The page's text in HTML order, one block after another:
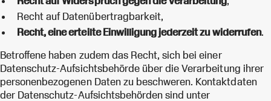
Recht auf Datenübertragbarkeit,
Recht, eine erteilte Einwilligung jederzeit zu widerrufen.
Betroffene haben zudem das Recht, sich bei einer
Datenschutz-Aufsichtsbehörde über die Verarbeitung ihrer
personenbezogenen Daten zu beschweren. Kontaktdaten
der Datenschutz-Aufsichtsbehörden sind unter